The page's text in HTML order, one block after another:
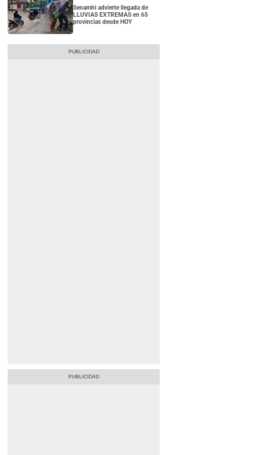
Senamhi advierte llegada de
LLUVIAS EXTREMAS en 65
provincias desde HOY